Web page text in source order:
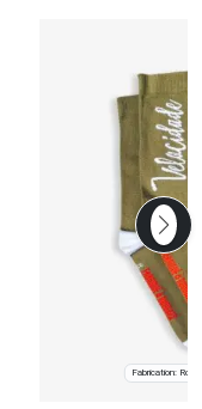
Fabrication: